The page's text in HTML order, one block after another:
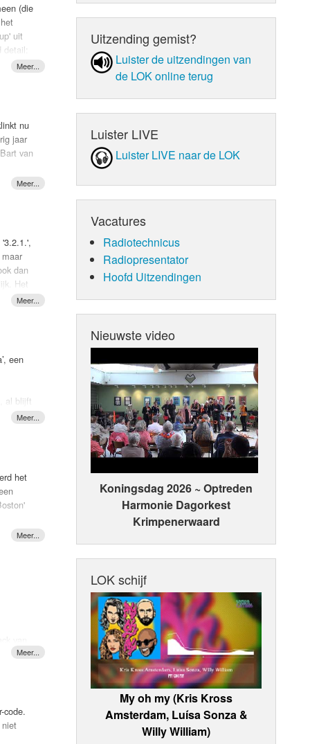
naar
voor
hielp
(die
uit
detail:
nu
jaar
van
blind
dan
Het
een
al blijft
het
van
haar
code.
niet
Uitzending gemist?
Luister de uit­zen­din­gen van
de LOK online terug
Luister LIVE
Luister LIVE naar de LOK
Vacatures
Radiotechnicus
Radiopresentator
Hoofd Uitzendingen
Nieuwste video
Koningsdag 2026 ~ Optreden
Harmonie Dagorkest
Krimpenerwaard
LOK schijf
My oh my (Kris Kross
Amsterdam, Luísa Sonza &
Willy William)